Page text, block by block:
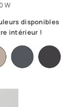
W
disponibles
intérieur !